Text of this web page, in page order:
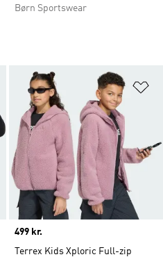
Børn Sportswear
Føj til ønskeliste
Price
499 kr.
Terrex Kids Xploric Full-zip